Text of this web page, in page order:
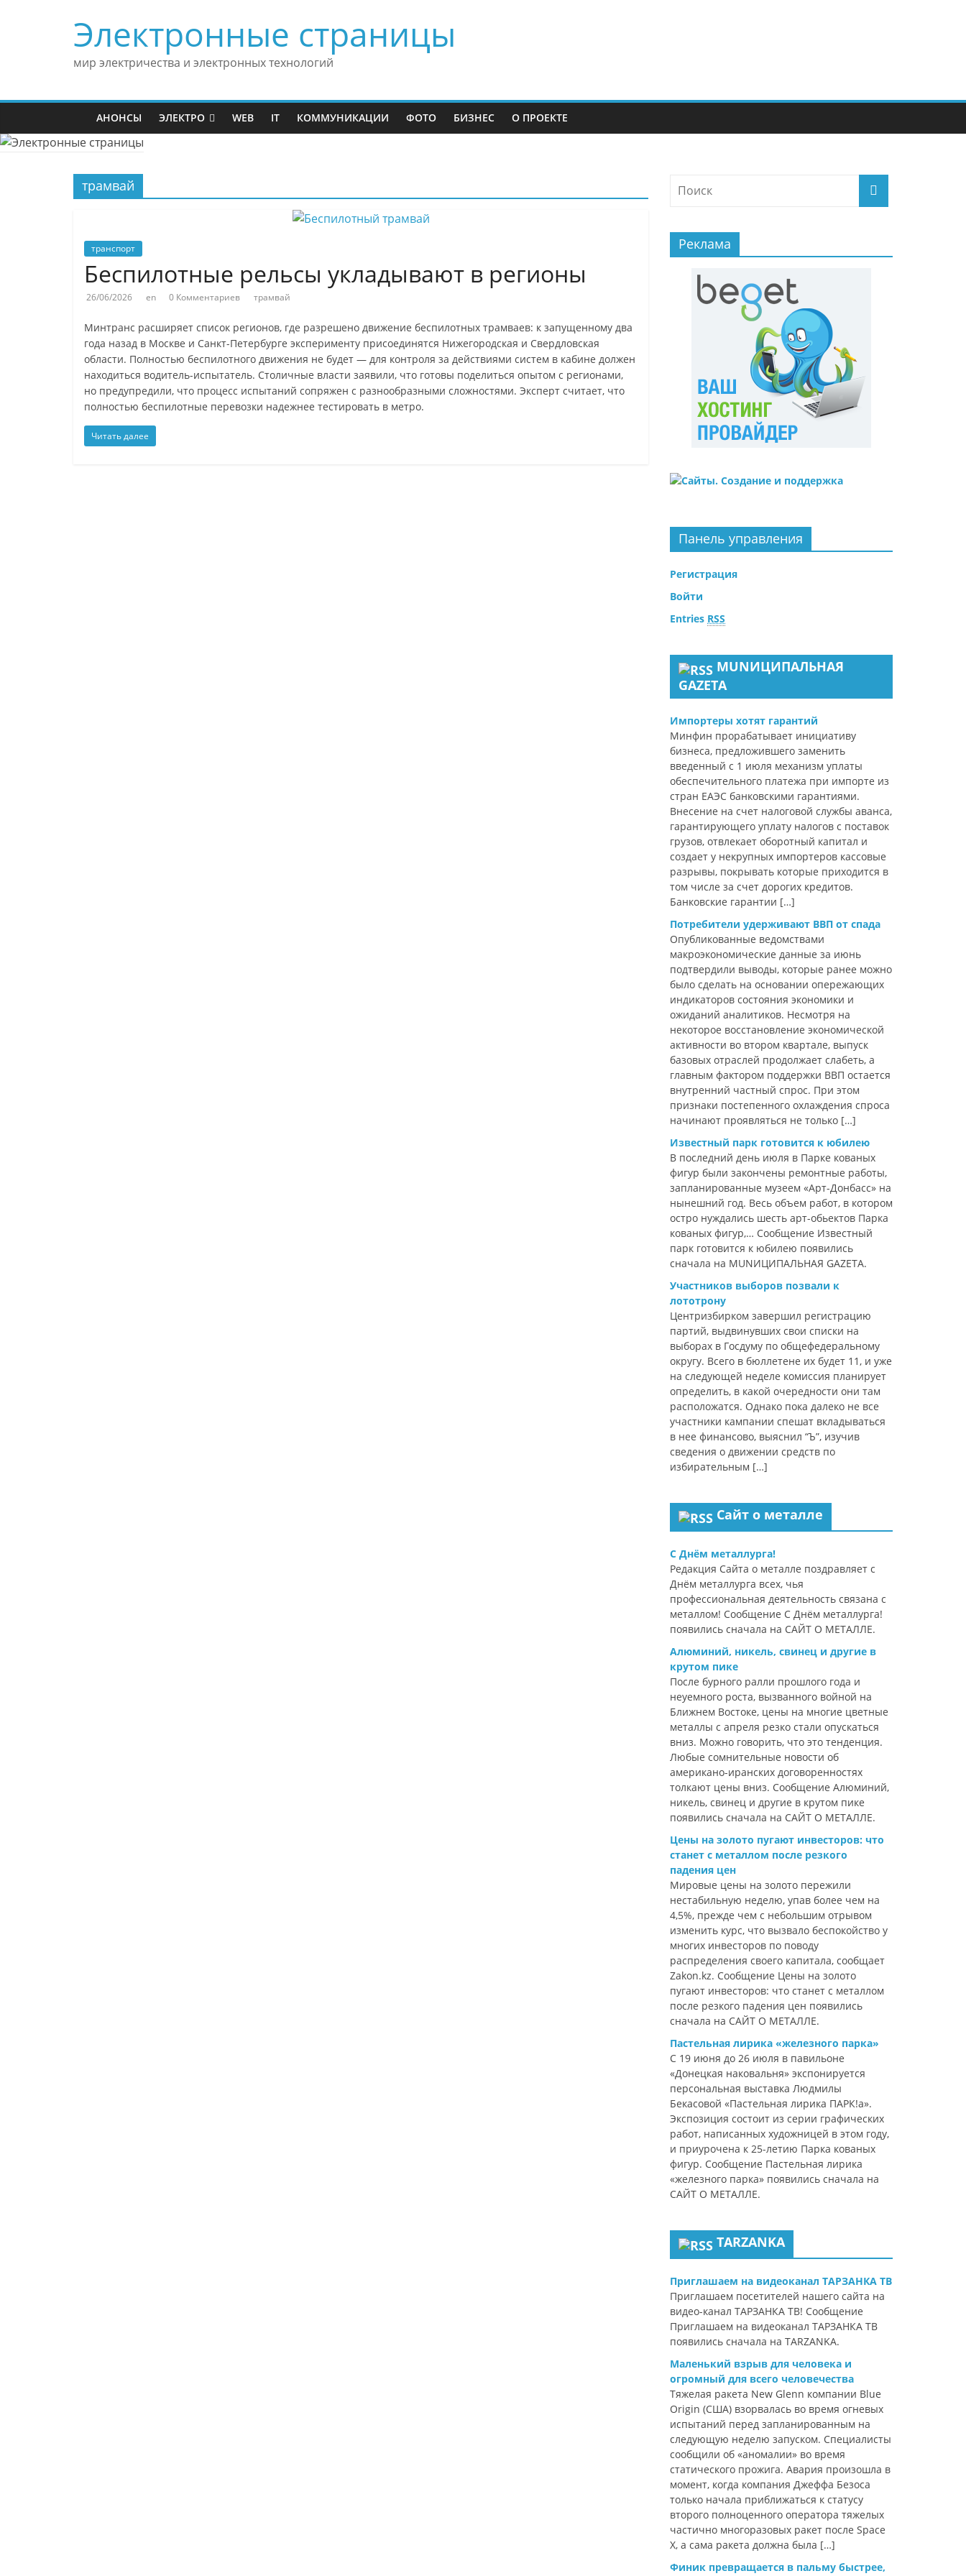
Электронные страницы
мир электричества и электронных технологий
АНОНСЫ ЭЛЕКТРО WEB IT КОММУНИКАЦИИ ФОТО БИЗНЕС О ПРОЕКТЕ
трамвай
транспорт
Беспилотные рельсы укладывают в регионы
26/06/2026 en 0 Комментариев трамвай
Минтранс расширяет список регионов, где разрешено движение беспилотных трамваев: к запущенному два
года назад в Москве и Санкт-Петербурге эксперименту присоединятся Нижегородская и Свердловская
области. Полностью беспилотного движения не будет — для контроля за действиями систем в кабине должен
находиться водитель-испытатель. Столичные власти заявили, что готовы поделиться опытом с регионами,
но предупредили, что процесс испытаний сопряжен с разнообразными сложностями. Эксперт считает, что
полностью беспилотные перевозки надежнее тестировать в метро.
Читать далее
Реклама
Панель управления
Регистрация
Войти
Entries RSS
MUNИЦИПАЛЬНАЯ
GAZЕТА
Импортеры хотят гарантий
Минфин прорабатывает инициативу
бизнеса, предложившего заменить
введенный с 1 июля механизм уплаты
обеспечительного платежа при импорте из
стран ЕАЭС банковскими гарантиями.
Внесение на счет налоговой службы аванса,
гарантирующего уплату налогов с поставок
грузов, отвлекает оборотный капитал и
создает у некрупных импортеров кассовые
разрывы, покрывать которые приходится в
том числе за счет дорогих кредитов.
Банковские гарантии […]
Потребители удерживают ВВП от спада
Опубликованные ведомствами
макроэкономические данные за июнь
подтвердили выводы, которые ранее можно
было сделать на основании опережающих
индикаторов состояния экономики и
ожиданий аналитиков. Несмотря на
некоторое восстановление экономической
активности во втором квартале, выпуск
базовых отраслей продолжает слабеть, а
главным фактором поддержки ВВП остается
внутренний частный спрос. При этом
признаки постепенного охлаждения спроса
начинают проявляться не только […]
Известный парк готовится к юбилею
В последний день июля в Парке кованых
фигур были закончены ремонтные работы,
запланированные музеем «Арт-Донбасс» на
нынешний год. Весь объем работ, в котором
остро нуждались шесть арт-обьектов Парка
кованых фигур,… Сообщение Известный
парк готовится к юбилею появились
сначала на MUNИЦИПАЛЬНАЯ GAZЕТА.
Участников выборов позвали к
лототрону
Центризбирком завершил регистрацию
партий, выдвинувших свои списки на
выборах в Госдуму по общефедеральному
округу. Всего в бюллетене их будет 11, и уже
на следующей неделе комиссия планирует
определить, в какой очередности они там
расположатся. Однако пока далеко не все
участники кампании спешат вкладываться
в нее финансово, выяснил “Ъ”, изучив
сведения о движении средств по
избирательным […]
Сайт о металле
С Днём металлурга!
Редакция Сайта о металле поздравляет с
Днём металлурга всех, чья
профессиональная деятельность связана с
металлом! Сообщение С Днём металлурга!
появились сначала на САЙТ О МЕТАЛЛЕ.
Алюминий, никель, свинец и другие в
крутом пике
После бурного ралли прошлого года и
неуемного роста, вызванного войной на
Ближнем Востоке, цены на многие цветные
металлы с апреля резко стали опускаться
вниз. Можно говорить, что это тенденция.
Любые сомнительные новости об
американо-иранских договоренностях
толкают цены вниз. Сообщение Алюминий,
никель, свинец и другие в крутом пике
появились сначала на САЙТ О МЕТАЛЛЕ.
Цены на золото пугают инвесторов: что
станет с металлом после резкого
падения цен
Мировые цены на золото пережили
нестабильную неделю, упав более чем на
4,5%, прежде чем с небольшим отрывом
изменить курс, что вызвало беспокойство у
многих инвесторов по поводу
распределения своего капитала, сообщает
Zakon.kz. Сообщение Цены на золото
пугают инвесторов: что станет с металлом
после резкого падения цен появились
сначала на САЙТ О МЕТАЛЛЕ.
Пастельная лирика «железного парка»
С 19 июня до 26 июля в павильоне
«Донецкая наковальня» экспонируется
персональная выставка Людмилы
Бекасовой «Пастельная лирика ПАРК!а».
Экспозиция состоит из серии графических
работ, написанных художницей в этом году,
и приурочена к 25-летию Парка кованых
фигур. Сообщение Пастельная лирика
«железного парка» появились сначала на
САЙТ О МЕТАЛЛЕ.
TARZANKA
Приглашаем на видеоканал ТАРЗАНКА ТВ
Приглашаем посетителей нашего сайта на
видео-канал ТАРЗАНКА ТВ! Сообщение
Приглашаем на видеоканал ТАРЗАНКА ТВ
появились сначала на TARZANKA.
Маленький взрыв для человека и
огромный для всего человечества
Тяжелая ракета New Glenn компании Blue
Origin (США) взорвалась во время огневых
испытаний перед запланированным на
следующую неделю запуском. Специалисты
сообщили об «аномалии» во время
статического прожига. Авария произошла в
момент, когда компания Джеффа Безоса
только начала приближаться к статусу
второго полноценного оператора тяжелых
частично многоразовых ракет после Space
X, а сама ракета должна была […]
Финик превращается в пальму быстрее,